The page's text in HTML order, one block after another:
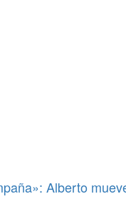
Alberto